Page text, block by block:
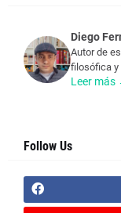
Diego
Autor de
filosófica y
Leer más
Follow Us